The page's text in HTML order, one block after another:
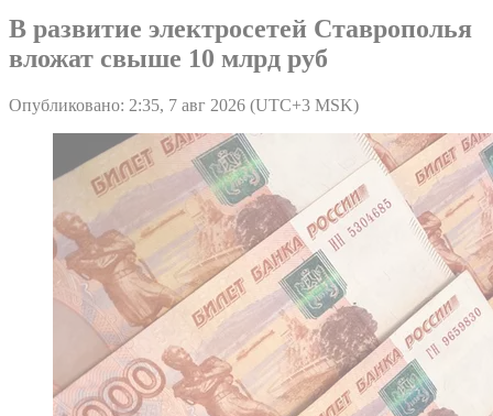
В развитие электросетей Ставрополья
вложат свыше 10 млрд руб
Опубликовано: 2:35, 7 авг 2026 (UTC+3 MSK)